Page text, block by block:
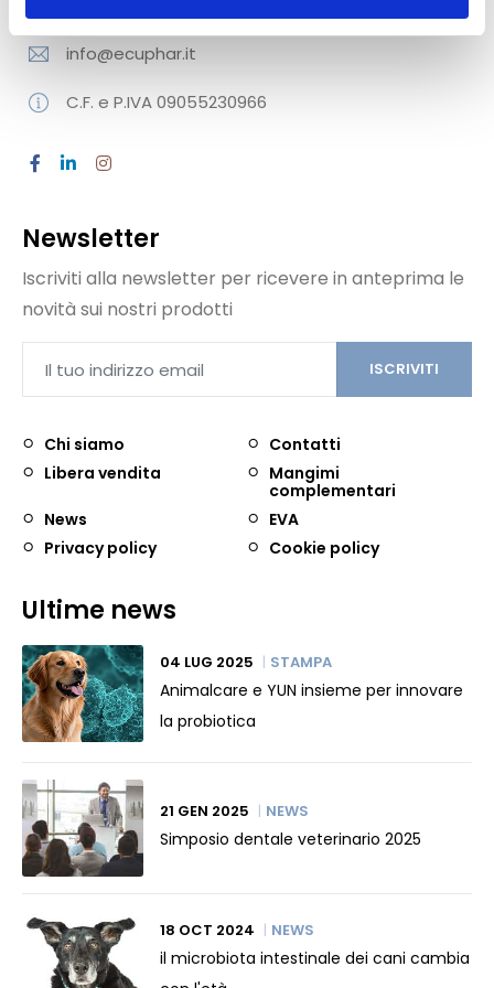
info@ecuphar.it
C.F. e P.IVA 09055230966
Newsletter
Iscriviti alla newsletter per ricevere in anteprima le
novità sui nostri prodotti
ISCRIVITI
Chi siamo
Contatti
Libera vendita
Mangimi
complementari
News
EVA
Privacy policy
Cookie policy
Ultime news
04 LUG 2025 STAMPA
Animalcare e YUN insieme per innovare
la probiotica
21 GEN 2025 NEWS
Simposio dentale veterinario 2025
18 OCT 2024 NEWS
il microbiota intestinale dei cani cambia